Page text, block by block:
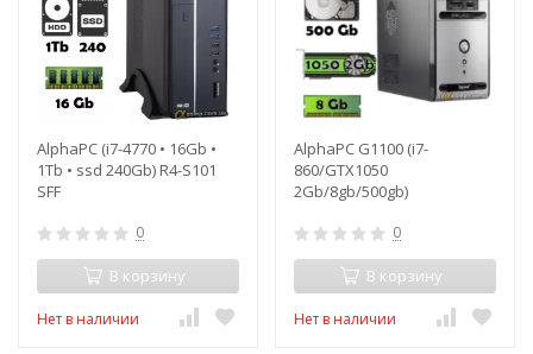
AlphaPC (i7-4770 • 16Gb •
1Tb • ssd 240Gb) R4-S101
SFF
0
В корзину
Нет в наличии
AlphaPC G1100 (i7-
860/GTX1050
2Gb/8gb/500gb)
0
В корзину
Нет в наличии